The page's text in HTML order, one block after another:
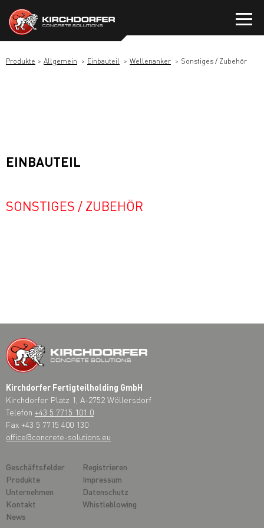
Inhalt
springen
Produkte Allgemein Einbauteil Wellenanker Sonstiges / Zubehör
EINBAUTEIL
SONSTIGES / ZUBEHÖR
Kirchdorfer Fertigteilholding GmbH
Kirchdorfer Platz 1, A-2752 Wöllersdorf
Telefon +43 5 7715 101 0
Fax +43 5 7715 400 130
office@concrete-solutions.eu
Geschäftsfelder
Produkte
Unternehmen
Kontakt
News
Registrieren
Impressum
Datenschutz
Whistleblowing